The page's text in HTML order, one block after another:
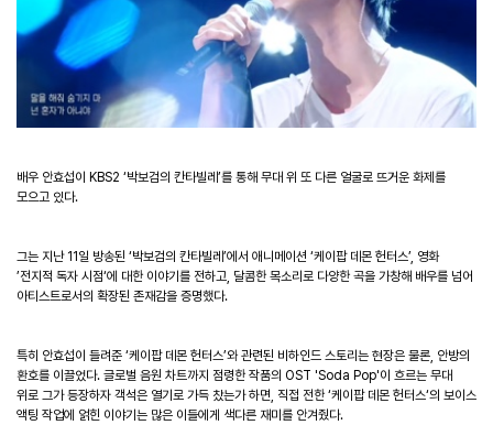
배우 안효섭이 KBS2 ‘박보검의 칸타빌레’를 통해 무대 위 또 다른 얼굴로 뜨거운 화제를
모으고 있다.
그는 지난 11일 방송된 ‘박보검의 칸타빌레’에서 애니메이션 ‘케이팝 데몬 헌터스’, 영화
’전지적 독자 시점‘에 대한 이야기를 전하고, 달콤한 목소리로 다양한 곡을 가창해 배우를 넘어
아티스트로서의 확장된 존재감을 증명했다.
특히 안효섭이 들려준 ‘케이팝 데몬 헌터스’와 관련된 비하인드 스토리는 현장은 물론, 안방의
환호를 이끌었다. 글로벌 음원 차트까지 점령한 작품의 OST 'Soda Pop'이 흐르는 무대
위로 그가 등장하자 객석은 열기로 가득 찼는가 하면, 직접 전한 ‘케이팝 데몬 헌터스‘의 보이스
액팅 작업에 얽힌 이야기는 많은 이들에게 색다른 재미를 안겨줬다.